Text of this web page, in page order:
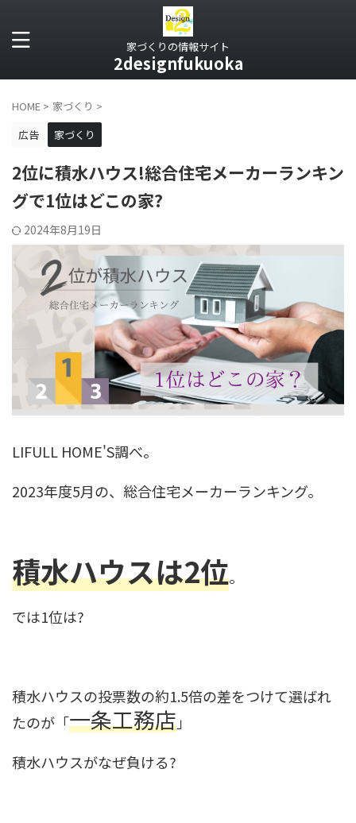
家づくりの情報サイト
2designfukuoka
HOME > 家づくり >
広告
家づくり
2位に積水ハウス!総合住宅メーカーランキン
グで1位はどこの家?
2024年8月19日
LIFULL HOME'S調べ。
2023年度5月の、総合住宅メーカーランキング。
積水ハウスは2位。
では1位は?
積水ハウスの投票数の約1.5倍の差をつけて選ばれ
たのが「一条工務店」
積水ハウスがなぜ負ける?